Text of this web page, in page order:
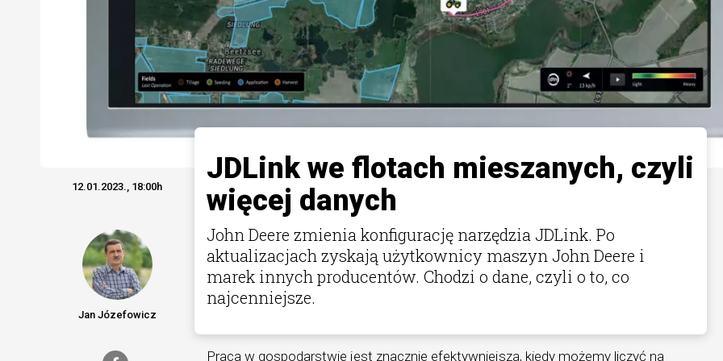
JDLink we flotach mieszanych, czyli
więcej danych
John Deere zmienia konfigurację narzędzia JDLink. Po
aktualizacjach zyskają użytkownicy maszyn John Deere i
marek innych producentów. Chodzi o dane, czyli o to, co
najcenniejsze.
12.01.2023., 18:00h
Jan Józefowicz
Praca w gospodarstwie jest znacznie efektywniejsza, kiedy możemy liczyć na